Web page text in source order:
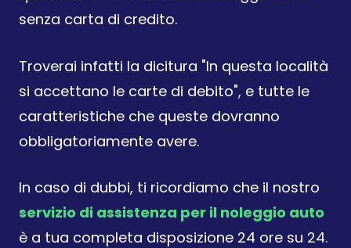
senza carta di credito.
Troverai infatti la dicitura "In questa località
si accettano le carte di debito", e tutte le
caratteristiche che queste dovranno
obbligatoriamente avere.
In caso di dubbi, ti ricordiamo che il nostro
servizio di assistenza per il noleggio auto
è a tua completa disposizione 24 ore su 24.